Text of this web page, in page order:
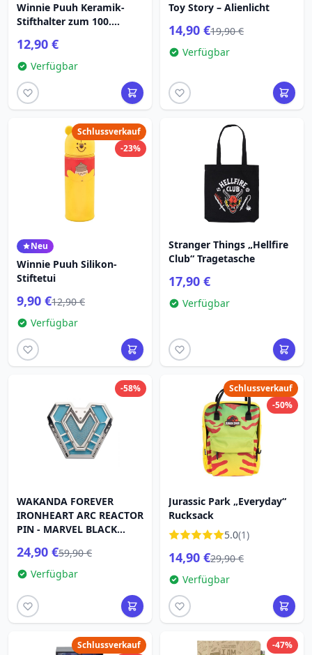
Winnie Puuh Keramik-
Stifthalter zum 100.
12,90 €
Verfügbar
Toy Story – Alienlicht
14,90 €19,90 €
Verfügbar
Schlussverkauf
-23%
Neu
Winnie Puuh Silikon-
Stiftetui
9,90 €12,90 €
Verfügbar
Stranger Things „Hellfire
Club“ Tragetasche
17,90 €
Verfügbar
-58%
WAKANDA FOREVER
IRONHEART ARC REACTOR
PIN - MARVEL BLACK
24,90 €59,90 €
Verfügbar
Schlussverkauf
-50%
Jurassic Park „Everyday“
Rucksack
5.0(1)
14,90 €29,90 €
Verfügbar
Schlussverkauf
-47%